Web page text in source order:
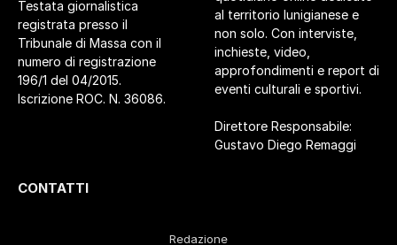
Testata giornalistica
registrata presso il
Tribunale di Massa con il
numero di registrazione
196/1 del 04/2015.
Iscrizione ROC. N. 36086.
al territorio lunigianese e
non solo. Con interviste,
inchieste, video,
approfondimenti e report di
eventi culturali e sportivi.
Direttore Responsabile:
Gustavo Diego Remaggi
CONTATTI
Redazione